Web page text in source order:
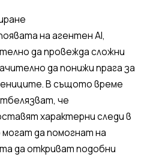
на агентен AI,
да провежда сложни
да понижи прага за
В същото време
че
характерни следи в
да помогнат на
да откриват подобни